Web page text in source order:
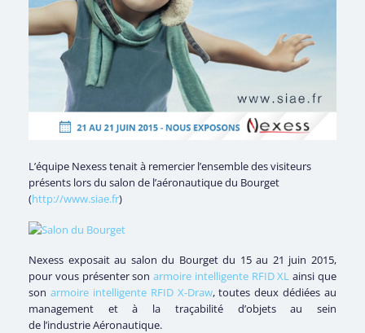
L’équipe Nexess tenait à remercier l’ensemble des visiteurs
présents lors du salon de l’aéronautique du Bourget
(http://www.siae.fr)
Nexess exposait au salon du Bourget du 15 au 21 juin 2015,
pour vous présenter sonarmoire intelligente RFID XL ainsi que
son armoire intelligente RFID X-Draw, toutes deux dédiées au
management et à la traçabilité d’objets au sein
de l’industrie Aéronautique.